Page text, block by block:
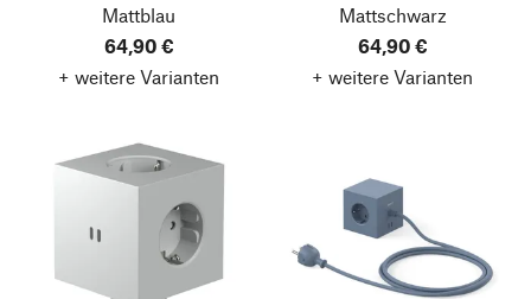
Mattblau
64,90 €
+ weitere Varianten
Mattschwarz
64,90 €
+ weitere Varianten